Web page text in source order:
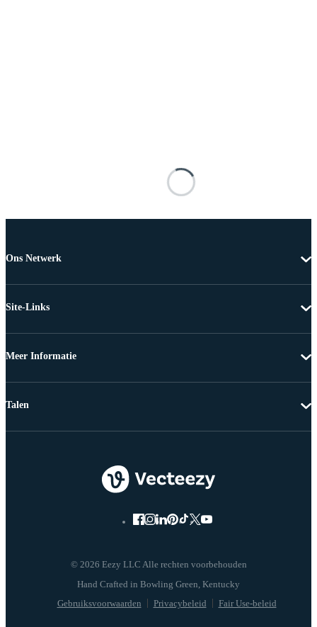
Ons Netwerk
Site-Links
Meer Informatie
© 2026 Eezy LLC Alle rechten voorbehouden
Gebruiksvoorwaarden Privacybeleid Fair Use-beleid
Talen